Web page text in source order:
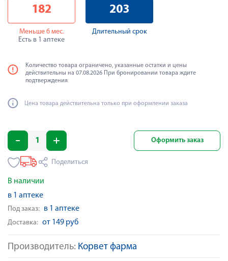
Производитель: Корвет фарма
182
Меньше 6 мес.
Есть в 1 аптеке
203
Длительный срок
Количество товара ограничено, указанные остатки и цены
действительны на 07.08.2026 При бронировании товара ждите
подтверждения
Цена товара действительна только при оформлении заказа
Оформить заказ
Поделиться
В наличии
в 1 аптеке
Под заказ: в 1 аптеке
Доставка: от 149 руб